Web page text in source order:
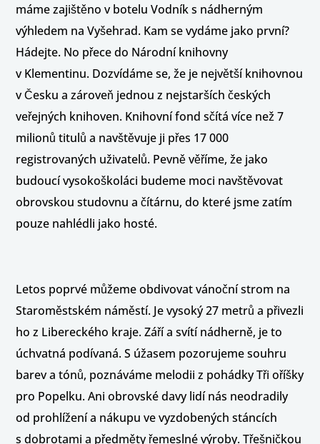
máme zajištěno v botelu Vodník s nádherným
výhledem na Vyšehrad. Kam se vydáme jako první?
Hádejte. No přece do Národní knihovny
v Klementinu. Dozvídáme se, že je největší knihovnou
v Česku a zároveň jednou z nejstarších českých
veřejných knihoven. Knihovní fond sčítá více než 7
milionů titulů a navštěvuje ji přes 17 000
registrovaných uživatelů. Pevně věříme, že jako
budoucí vysokoškoláci budeme moci navštěvovat
obrovskou studovnu a čítárnu, do které jsme zatím
pouze nahlédli jako hosté.
Letos poprvé můžeme obdivovat vánoční strom na
Staroměstském náměstí. Je vysoký 27 metrů a přivezli
ho z Libereckého kraje. Září a svítí nádherně, je to
úchvatná podívaná. S úžasem pozorujeme souhru
barev a tónů, poznáváme melodii z pohádky Tři oříšky
pro Popelku. Ani obrovské davy lidí nás neodradily
od prohlížení a nákupu ve vyzdobených stáncích
s dobrotami a předměty řemeslné výroby. Třešničkou